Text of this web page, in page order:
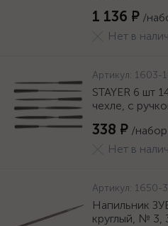
1 136 ₽ /
Нет в
Артикул: 1603-
STAYER 6 шт
чехле, с
338 ₽ /набор
Нет в
Артикул: 1650-
Напильник
круглый, №